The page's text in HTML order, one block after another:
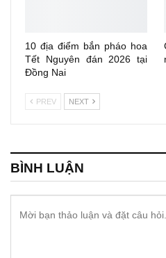
10 địa điểm bắn pháo hoa
Tết Nguyên đán 2026 tại
Đồng Nai
PREV NEXT
BÌNH LUẬN